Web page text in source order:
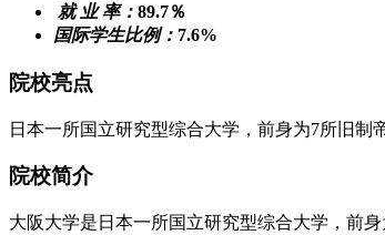
就 业 率： 89.7％
国际学生比例： 7.6%
院校亮点
日本一所国立研究型综合大学，前身为7所旧制
院校简介
大阪大学是日本一所国立研究型综合大学，前